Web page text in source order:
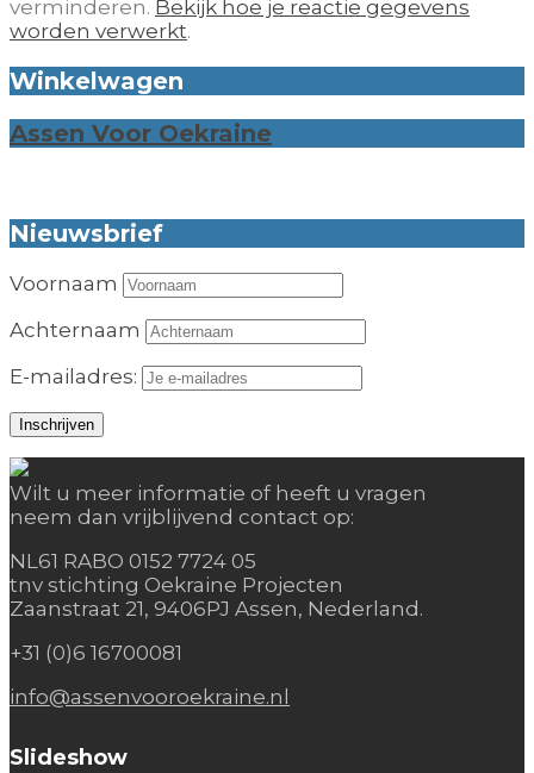
verminderen. Bekijk hoe je reactie gegevens
worden verwerkt.
Winkelwagen
Assen Voor Oekraine
Nieuwsbrief
Voornaam
Achternaam
E-mailadres:
Wilt u meer informatie of heeft u vragen
neem dan vrijblijvend contact op:
NL61 RABO 0152 7724 05
tnv stichting Oekraine Projecten
Zaanstraat 21, 9406PJ Assen, Nederland.
+31 (0)6 16700081
info@assenvooroekraine.nl
Slideshow